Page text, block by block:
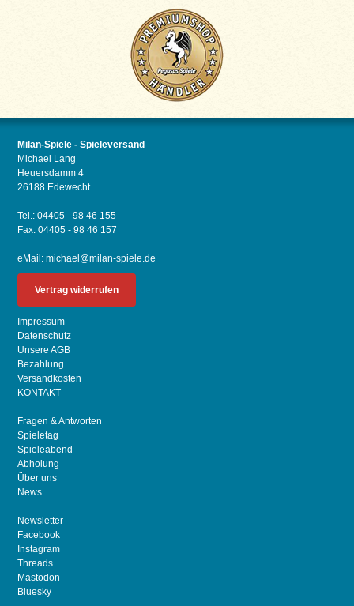
Milan-Spiele - Spieleversand
Michael Lang
Heuersdamm 4
26188 Edewecht
Tel.: 04405 - 98 46 155
Fax: 04405 - 98 46 157
eMail:michael@milan-spiele.de
Vertrag widerrufen
Impressum
Datenschutz
Unsere AGB
Bezahlung
Versandkosten
KONTAKT
Fragen & Antworten
Spieletag
Spieleabend
Abholung
Über uns
News
Newsletter
Facebook
Instagram
Threads
Mastodon
Bluesky